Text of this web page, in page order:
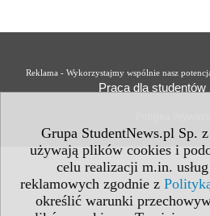
Grupa StudentNews.pl Sp.
używają plików cookies i
celu realizacji m.in.
reklamowych zgodnie z
określić warunki
Reklama - Wykorzystajmy wspólnie nasz
Praca dla studentów